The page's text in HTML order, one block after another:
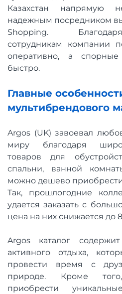
Казахстан напрямую
надежным посредником
Shopping.
сотрудникам компании
оперативно, а
быстро.
Главные
мультибрендового
Argos (UK) завоевал
миру благодаря
товаров для
спальни, ванной
можно дешево
Так, прошлогодние
удается заказать с
цена на них снижается до
Argos каталог
активного отдыха,
провести время с
природе. Кроме
приобрести